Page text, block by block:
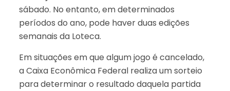
sábado. No entanto, em determinados
períodos do ano, pode haver duas edições
semanais da Loteca.
Em situações em que algum jogo é cancelado,
a Caixa Econômica Federal realiza um sorteio
para determinar o resultado daquela partida